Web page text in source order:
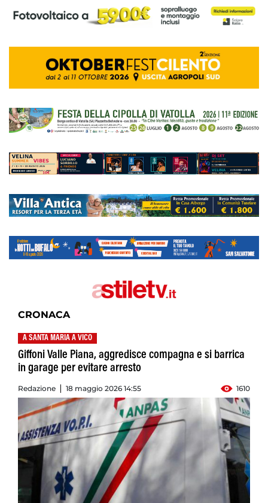
CRONACA
A SANTA MARIA A VICO
Giffoni Valle Piana, aggredisce compagna e si barrica
in garage per evitare arresto
Redazione 18 maggio 2026 14:55 1610